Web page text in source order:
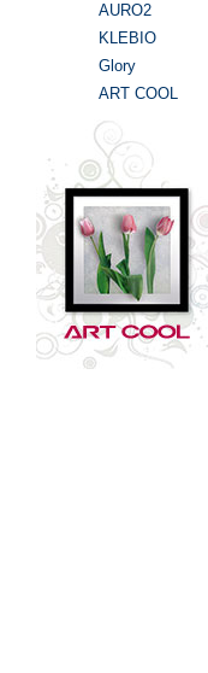
AURO2
KLEBIO
Glory
ART COOL